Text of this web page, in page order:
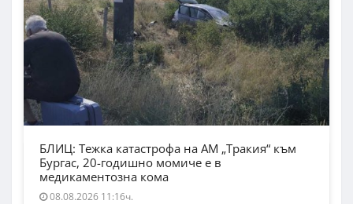
БЛИЦ: Тежка катастрофа на АМ „Тракия“ към
Бургас, 20-годишно момиче е в
медикаментозна кома
08.08.2026 11:16ч.